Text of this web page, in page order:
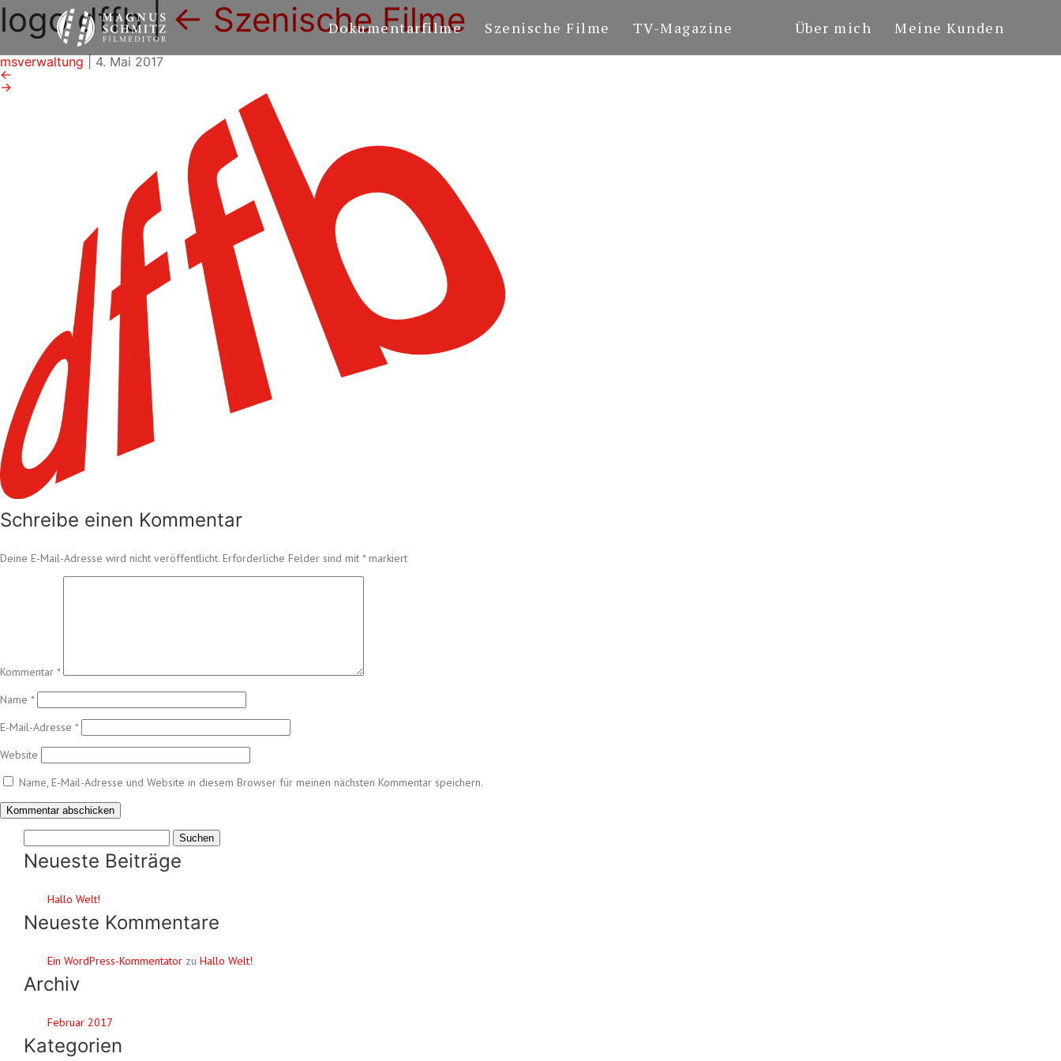
Dokumentarfilme Szenische Filme TV-Magazine Über mich Meine Kunden
logo dffb| ← Szenische Filme
msverwaltung
4. Mai 2017
←
→
Schreibe einen Kommentar
Deine E-Mail-Adresse wird nicht veröffentlicht. Erforderliche Felder sind mit *markiert
Kommentar *
Name *
E-Mail-Adresse *
Website
Name, E-Mail-Adresse und Website in diesem Browser für meinen nächsten Kommentar speichern.
nach:
Neueste Beiträge
Hallo Welt!
Neueste Kommentare
Ein WordPress-Kommentator zu Hallo Welt!
Archiv
Februar 2017
Kategorien